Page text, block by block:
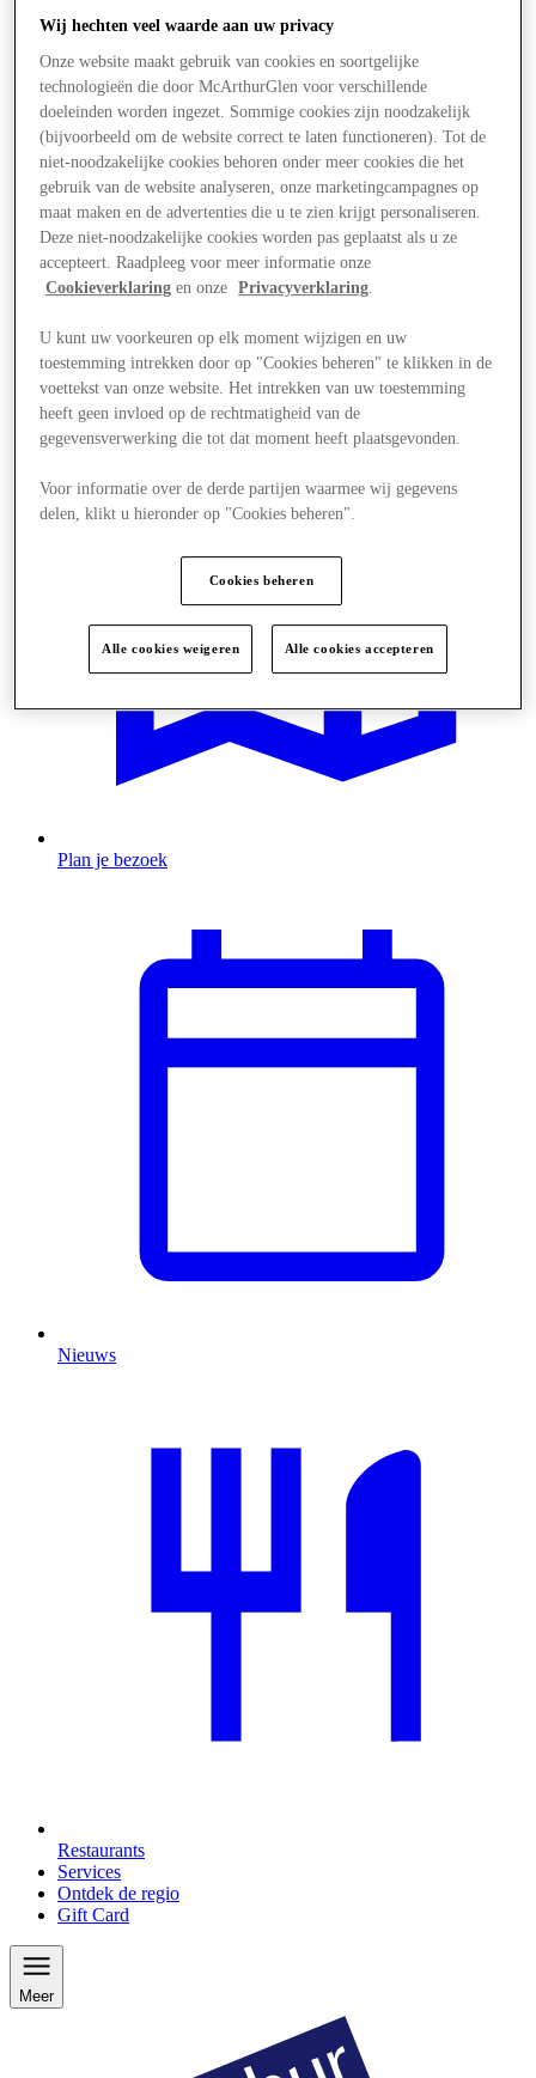
Aanbiedingen
Plan je bezoek
Nieuws
Restaurants
Services
Ontdek de regio
Gift Card
Meer
Wij hechten veel waarde aan uw privacy
Onze website maakt gebruik van cookies en soortgelijke
technologieën die door McArthurGlen voor verschillende
doeleinden worden ingezet. Sommige cookies zijn noodzakelijk
(bijvoorbeeld om de website correct te laten functioneren). Tot de
niet-noodzakelijke cookies behoren onder meer cookies die het
gebruik van de website analyseren, onze marketingcampagnes op
maat maken en de advertenties die u te zien krijgt personaliseren.
Deze niet-noodzakelijke cookies worden pas geplaatst als u ze
accepteert. Raadpleeg voor meer informatie onze
Cookieverklaring en onze Privacyverklaring.
U kunt uw voorkeuren op elk moment wijzigen en uw
toestemming intrekken door op "Cookies beheren" te klikken in de
voettekst van onze website. Het intrekken van uw toestemming
heeft geen invloed op de rechtmatigheid van de
gegevensverwerking die tot dat moment heeft plaatsgevonden.
Voor informatie over de derde partijen waarmee wij gegevens
delen, klikt u hieronder op "Cookies beheren".
Cookies beheren
Alle cookies weigeren Alle cookies accepteren